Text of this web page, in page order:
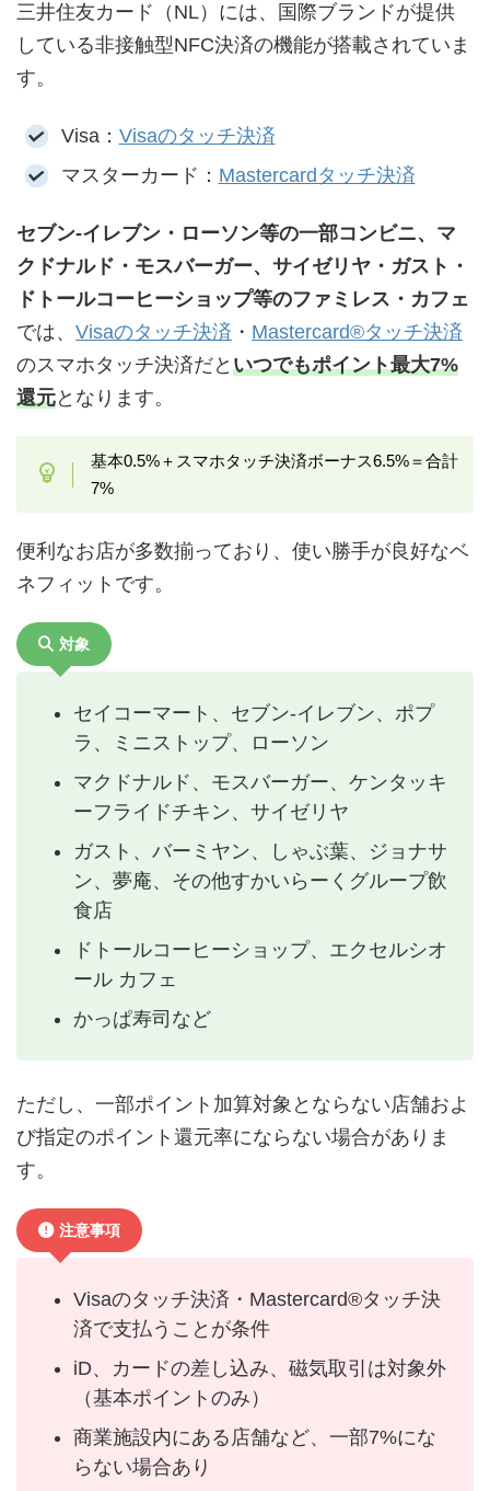
三井住友カード（NL）には、国際ブランドが提供
している非接触型NFC決済の機能が搭載されていま
す。
Visa： Visaのタッチ決済
マスターカード： Mastercardタッチ決済
セブン-イレブン・ローソン等の一部コンビニ、マ
クドナルド・モスバーガー、サイゼリヤ・ガスト・
ドトールコーヒーショップ等のファミレス・カフェ
では、 Visaのタッチ決済 ・ Mastercard®タッチ決済
のスマホタッチ決済だと いつでもポイント最大7%
還元となります。
基本0.5%＋スマホタッチ決済ボーナス6.5%＝合計
7%
便利なお店が多数揃っており、使い勝手が良好なベ
ネフィットです。
対象
セイコーマート、セブン-イレブン、ポプ
ラ、ミニストップ、ローソン
マクドナルド、モスバーガー、ケンタッキ
ーフライドチキン、サイゼリヤ
ガスト、バーミヤン、しゃぶ葉、ジョナサ
ン、夢庵、その他すかいらーくグループ飲
食店
ドトールコーヒーショップ、エクセルシオ
ール カフェ
かっぱ寿司など
ただし、一部ポイント加算対象とならない店舗およ
び指定のポイント還元率にならない場合がありま
す。
注意事項
Visaのタッチ決済・Mastercard®タッチ決
済で支払うことが条件
iD、カードの差し込み、磁気取引は対象外
（基本ポイントのみ）
商業施設内にある店舗など、一部7%にな
らない場合あり